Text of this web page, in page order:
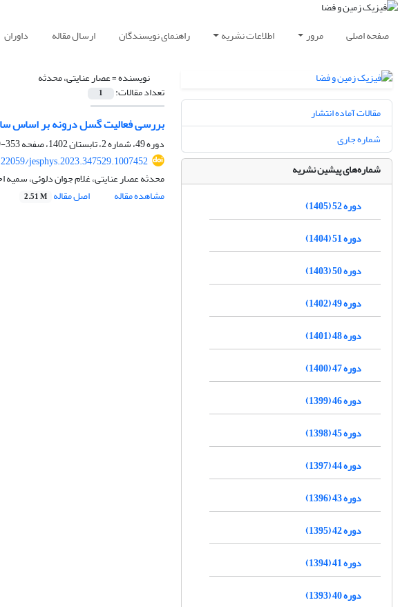
صفحه اصلی مرور اطلاعات نشریه راهنمای نویسندگان ارسال مقاله داوران
نویسنده =عصار عنایتی، محدثه
تعداد مقالات: 1
بررسی فعالیت گسل درونه بر اساس
دوره 49، شماره 2، تابستان 1402، صفحه
353-369
jesphys.2023.347529.1007452
محدثه عصار عنایتی، غلام جوان دلوئی، سمیه
مشاهده مقاله
اصل مقاله 2.51 M
مقالات آماده انتشار
شماره جاری
شماره‌های پیشین نشریه
دوره 52 (1405)
دوره 51 (1404)
دوره 50 (1403)
دوره 49 (1402)
دوره 48 (1401)
دوره 47 (1400)
دوره 46 (1399)
دوره 45 (1398)
دوره 44 (1397)
دوره 43 (1396)
دوره 42 (1395)
دوره 41 (1394)
دوره 40 (1393)